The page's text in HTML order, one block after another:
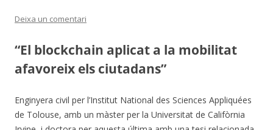
Deixa un comentari
“El blockchain aplicat a la mobilitat
afavoreix els ciutadans”
Enginyera civil per l’Institut National des Sciences Appliquées
de Tolouse, amb un màster per la Universitat de Califòrnia